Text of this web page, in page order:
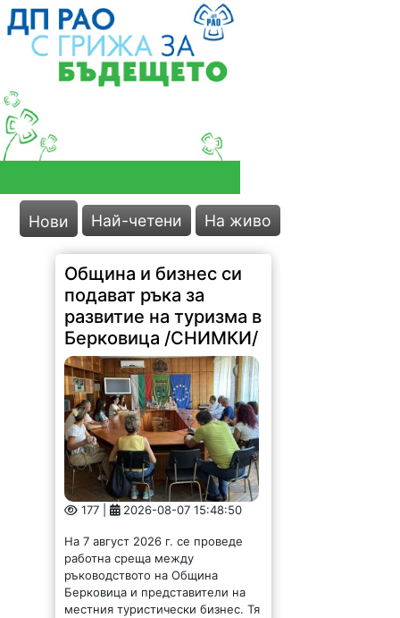
Нови Най-четени На живо
Община и бизнес си
подават ръка за
развитие на туризма в
Берковица /СНИМКИ/
177 | 2026-08-07 15:48:50
На 7 август 2026 г. се проведе
работна среща между
ръководството на Община
Берковица и представители на
местния туристически бизнес. Тя